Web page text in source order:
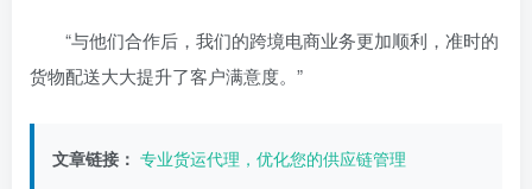
“与他们合作后，我们的跨境电商业务更加顺利，准时的
货物配送大大提升了客户满意度。”
文章链接： 专业货运代理，优化您的供应链管理